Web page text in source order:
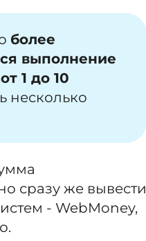
более
выполнение
1 до 10
несколько
сразу же вывести
- WebMoney,